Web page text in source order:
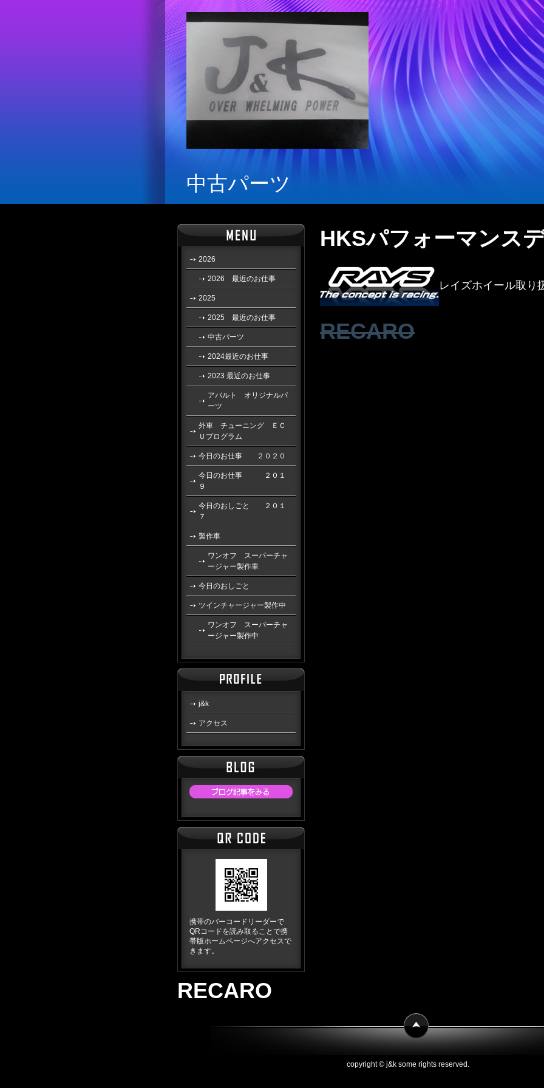
中古パーツ
2026
2026 最近のお仕事
2025
2025 最近のお仕事
中古パーツ
2024最近のお仕事
2023 最近のお仕事
アバルト オリジナルパ
ーツ
外車 チューニング ＥＣ
Ｕプログラム
今日のお仕事 ２０２０
今日のお仕事 ２０１
９
今日のおしごと ２０１
７
製作車
ワンオフ スーパーチャ
ージャー製作車
今日のおしごと
ツインチャージャー製作中
ワンオフ スーパーチャ
ージャー製作中
j&k
アクセス
携帯のバーコードリーダーで
QRコードを読み取ることで携
帯版ホームページへアクセスで
きます。
RECARO
HKSパフォーマンス
レイズホイール取り
RECARO
copyright © j&k some rights reserved.